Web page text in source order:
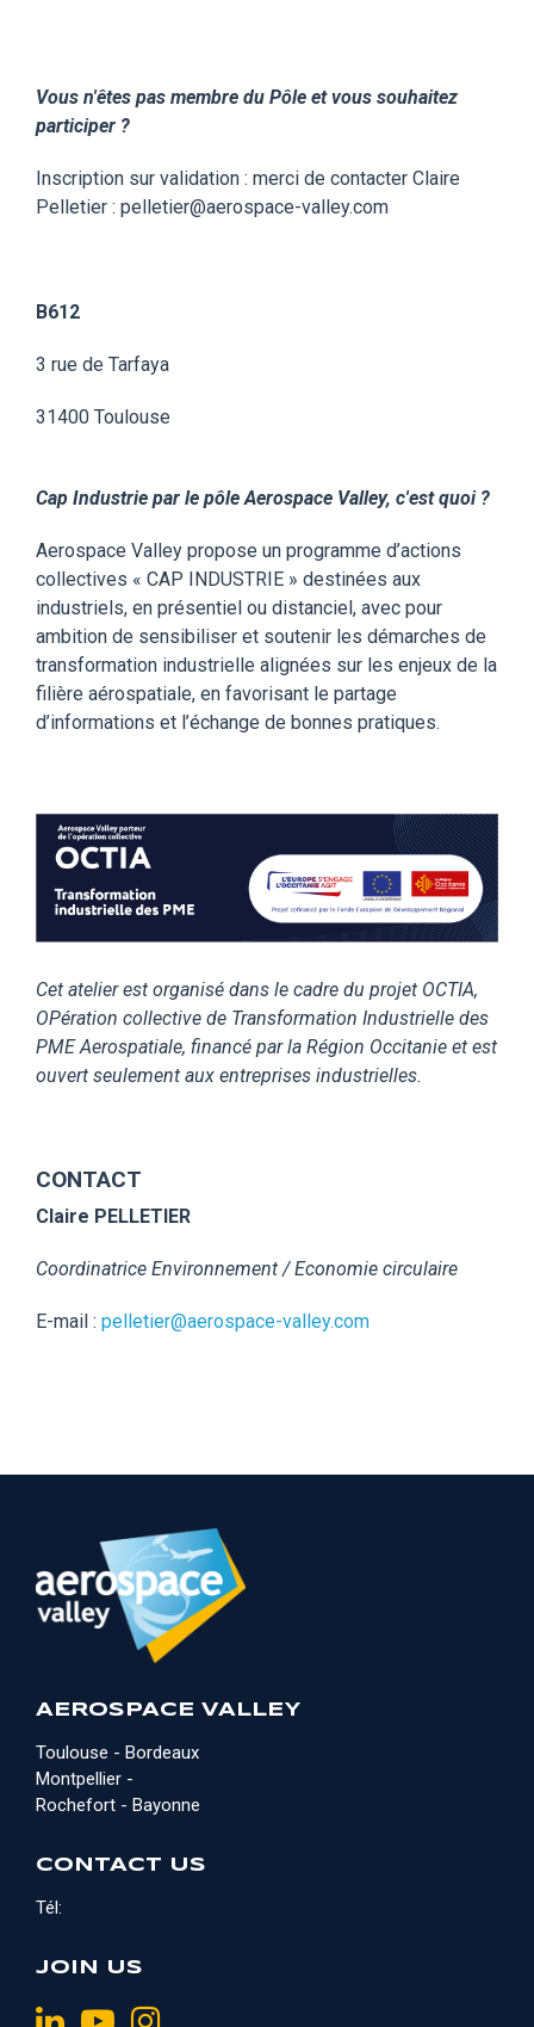
Vous n'êtes pas membre du Pôle et vous souhaitez
participer ?
Inscription sur validation : merci de contacter Claire
Pelletier : pelletier@aerospace-valley.com
B612
3 rue de Tarfaya
31400 Toulouse
Cap Industrie par le pôle Aerospace Valley, c'est quoi ?
Aerospace Valley propose un programme d’actions
collectives « CAP INDUSTRIE » destinées aux
industriels, en présentiel ou distanciel, avec pour
ambition de sensibiliser et soutenir les démarches de
transformation industrielle alignées sur les enjeux de la
filière aérospatiale, en favorisant le partage
d’informations et l’échange de bonnes pratiques.
Cet atelier est organisé dans le cadre du projet OCTIA,
OPération collective de Transformation Industrielle des
PME Aerospatiale, financé par la Région Occitanie et est
ouvert seulement aux entreprises industrielles.
CONTACT
Claire PELLETIER
Coordinatrice Environnement / Economie circulaire
E-mail : pelletier@aerospace-valley.com
AEROSPACE VALLEY
Toulouse - Bordeaux
Montpellier -
Rochefort - Bayonne
CONTACT US
Tél:
JOIN US